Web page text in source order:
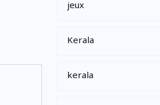
jeux
Kerala
kerala